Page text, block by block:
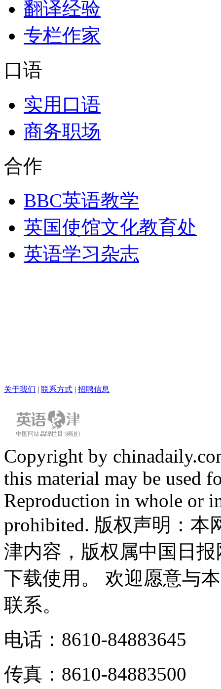
翻译经验
专栏作家
口语
实用口语
商务职场
合作
BBC英语教学
英国使馆文化教育处
英语学习杂志
关于我们 | 联系方式 | 招聘信息
Copyright by
this material may be used
Reproduction in whole or
prohibited. 版权声明：
津内容，版权属中国日
下载使用。 欢迎愿意与
联系。
电话：8610-84883645
传真：8610-84883500